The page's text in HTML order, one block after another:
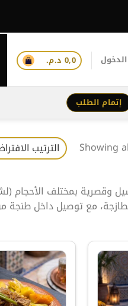
0,0 د.م.
إتمام الطلب
Showing
وقصرية بمختلف الأحجام
مع توصيل داخل